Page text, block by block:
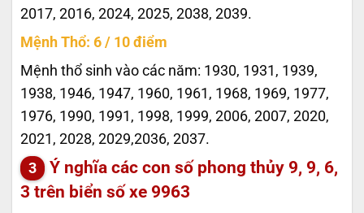
2017, 2016, 2024, 2025, 2038, 2039.
Mệnh Thổ: 6 / 10 điểm
Mệnh thổ sinh vào các năm: 1930, 1931, 1939,
1938, 1946, 1947, 1960, 1961, 1968, 1969, 1977,
1976, 1990, 1991, 1998, 1999, 2006, 2007, 2020,
2021, 2028, 2029,2036, 2037.
Ý nghĩa các con số phong thủy 9, 9, 6,
3 trên biển số xe 9963